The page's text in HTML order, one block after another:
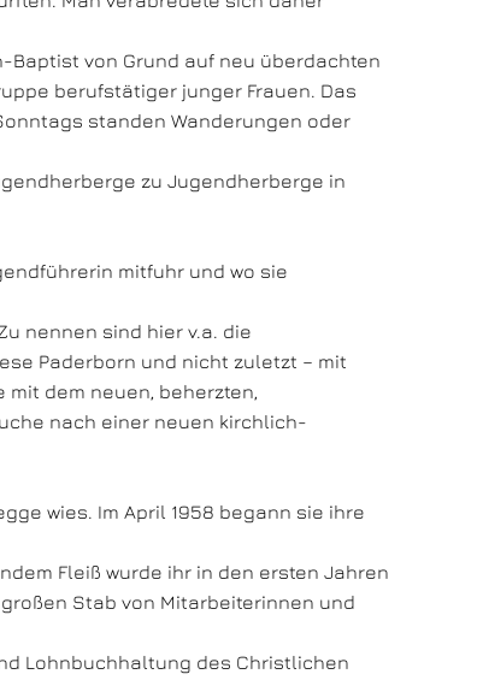
Baptist von Grund auf neu überdachten
berufstätiger junger Frauen. Das
standen Wanderungen oder
zu Jugendherberge in
mitfuhr und wo sie
nennen sind hier v.a. die
Paderborn und nicht zuletzt – mit
mit dem neuen, beherzten,
nach einer neuen kirchlich-
wies. Im April 1958 begann sie ihre
Fleiß wurde ihr in den ersten Jahren
Stab von Mitarbeiterinnen und
Lohnbuchhaltung des Christlichen